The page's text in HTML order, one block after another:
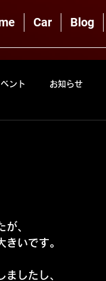
Car Blog
ント お知らせ
、
いです。
したし、